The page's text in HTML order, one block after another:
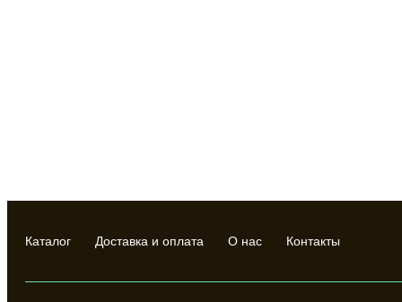
Каталог Доставка и оплата О нас Контакты